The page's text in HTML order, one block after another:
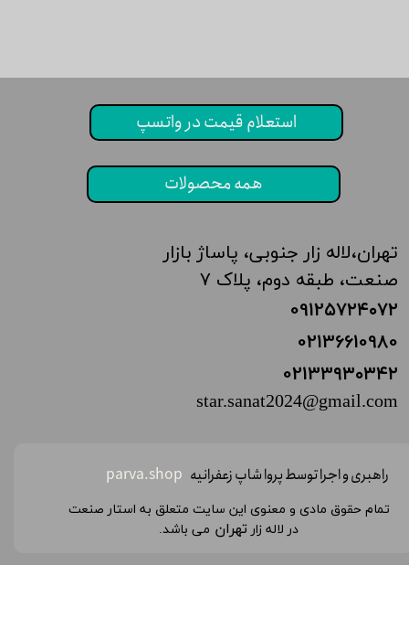
تهران،‌لاله زار جنوبی، پاساژ بازار
صنعت، طبقه دوم، پلاک ۷
0912۵۷۲۴۰۷۲
02136610980
02133۹۳۰۳۴۲
star.sanat2024@gmail.com
استعلام قیمت در واتسپ
همه محصولات
راهبری و اجرا توسط پروا شاپ زعفرانیه parva.shop
تمام حقوق مادی و معنوی این سایت متعلق به استار صنعت
در لاله زار تهران می باشد.